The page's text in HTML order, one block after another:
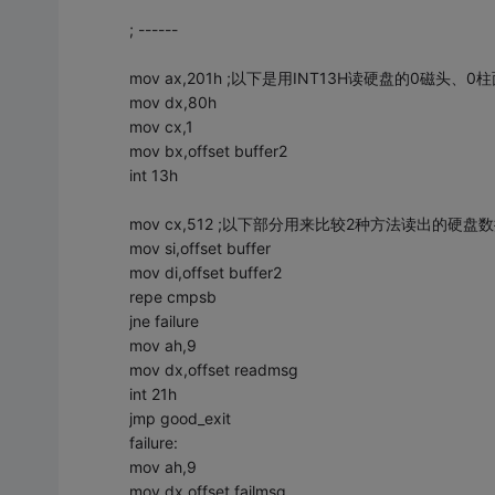
; ------
mov ax,201h ;以下是用INT13H读硬盘的0磁头、0柱
mov dx,80h
mov cx,1
mov bx,offset buffer2
int 13h
mov cx,512 ;以下部分用来比较2种方法读出的硬盘
mov si,offset buffer
mov di,offset buffer2
repe cmpsb
jne failure
mov ah,9
mov dx,offset readmsg
int 21h
jmp good_exit
failure:
mov ah,9
mov dx,offset failmsg